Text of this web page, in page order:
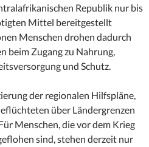
Republik nur bis
Mittel bereitgestellt
Menschen drohen dadurch
beim Zugang zu Nahrung,
und Schutz.
der regionalen Hilfspläne,
über Ländergrenzen
Menschen, die vor dem Krieg
sind, stehen derzeit nur